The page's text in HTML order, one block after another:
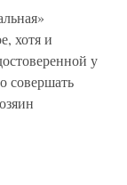
хотя и
у
совершать